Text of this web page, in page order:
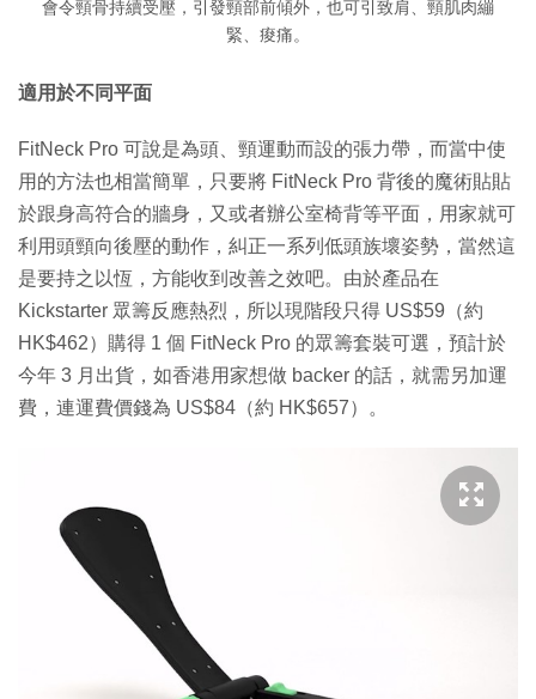
會令頸骨持續受壓，引發頸部前傾外，也可引致肩、頸肌肉繃
緊、痠痛。
適用於不同平面
FitNeck Pro 可說是為頭、頸運動而設的張力帶，而當中使
用的方法也相當簡單，只要將 FitNeck Pro 背後的魔術貼貼
於跟身高符合的牆身，又或者辦公室椅背等平面，用家就可
利用頭頸向後壓的動作，糾正一系列低頭族壞姿勢，當然這
是要持之以恆，方能收到改善之效吧。由於產品在
Kickstarter 眾籌反應熱烈，所以現階段只得 US$59（約
HK$462）購得 1 個 FitNeck Pro 的眾籌套裝可選，預計於
今年 3 月出貨，如香港用家想做 backer 的話，就需另加運
費，連運費價錢為 US$84（約 HK$657）。